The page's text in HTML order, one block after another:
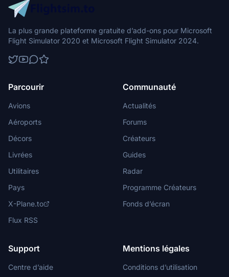
La plus grande plateforme gratuite d’add-ons pour Microsoft
Flight Simulator 2020 et Microsoft Flight Simulator 2024.
Parcourir
Avions
Aéroports
Décors
Livrées
Utilitaires
Pays
X-Plane.to
Flux RSS
Communauté
Actualités
Forums
Créateurs
Guides
Radar
Programme Créateurs
Fonds d’écran
Support
Centre d’aide
Mentions légales
Conditions d’utilisation